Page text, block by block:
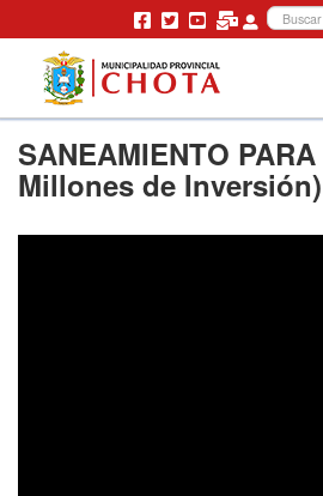
Pasar
contenido
principal
SANEAMIENTO
Millones de Inversión)